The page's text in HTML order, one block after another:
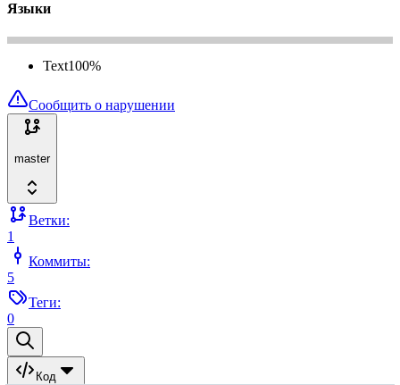
Языки
Text100%
Сообщить о нарушении
master
Ветки:
1
Коммиты:
5
Теги:
0
Код